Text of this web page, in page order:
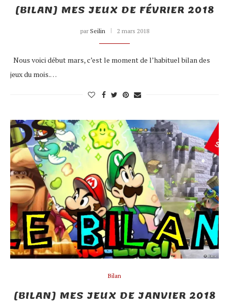
[BILAN] MES JEUX DE FÉVRIER 2018
par Seilin 2 mars 2018
Nous voici début mars, c’est le moment de l’habituel bilan des
jeux du mois.…
Bilan
[BILAN] MES JEUX DE JANVIER 2018